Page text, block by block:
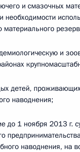
и смазочных
необходимости
материального
и
детей,
наводнения;
до 1 ноября 2013 г.
наводнения, на